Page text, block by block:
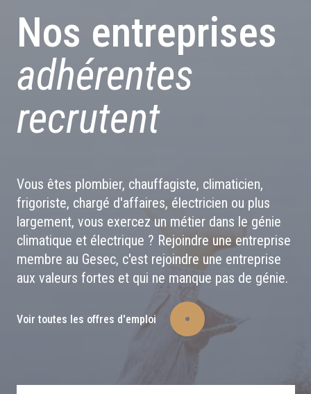
Nos entreprises
adhérentes
recrutent
Vous êtes plombier, chauffagiste, climaticien,
frigoriste, chargé d'affaires, électricien ou plus
largement, vous exercez un métier dans le génie
climatique et électrique ? Rejoindre une entreprise
membre au Gesec, c'est rejoindre une entreprise
aux valeurs fortes et qui ne manque pas de génie.
Voir toutes les offres d'emploi